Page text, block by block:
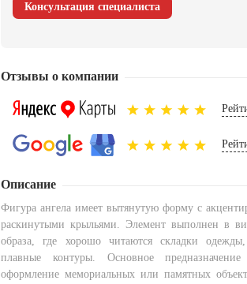
Консультация специалиста
Отзывы о компании
Описание
Фигура ангела имеет вытянутую форму с
раскинутыми крыльями. Элемент выполнен в
образа, где хорошо читаются складки
плавные контуры. Основное
оформление мемориальных или памятных